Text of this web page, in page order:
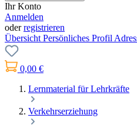
Ihr Konto
Anmelden
oderregistrieren
Übersicht Persönliches Profil
0,00 €
Lernmaterial für Lehrkräfte
Verkehrserziehung